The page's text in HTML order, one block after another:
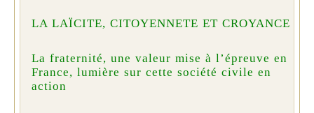
LA LAÏCITE, CITOYENNETE ET CROYANCE
La fraternité, une valeur mise à l’épreuve en
France, lumière sur cette société civile en
action